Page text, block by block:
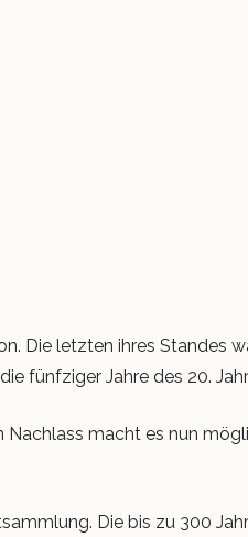
Die letzten ihres Standes
fünfziger Jahre des 20.
macht es nun
Die bis zu 300